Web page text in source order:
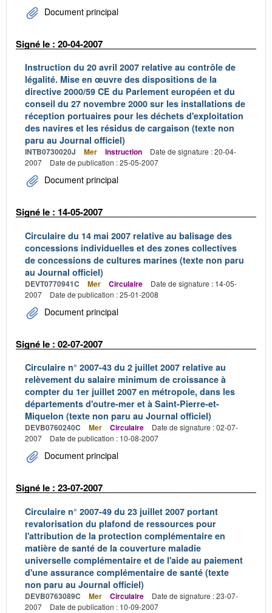
Document principal
Signé le : 20-04-2007
Instruction du 20 avril 2007 relative au contrôle de
légalité. Mise en œuvre des dispositions de la
directive 2000/59 CE du Parlement européen et du
conseil du 27 novembre 2000 sur les installations de
réception portuaires pour les déchets d'exploitation
des navires et les résidus de cargaison (texte non
paru au Journal officiel)
INTB0730020J Mer Instruction
Date de signature : 20-04-
2007
Date de publication : 25-05-2007
Document principal
Signé le : 14-05-2007
Circulaire du 14 mai 2007 relative au balisage des
concessions individuelles et des zones collectives
de concessions de cultures marines (texte non paru
au Journal officiel)
DEVT0770941C Mer Circulaire
Date de signature : 14-05-
2007
Date de publication : 25-01-2008
Document principal
Signé le : 02-07-2007
Circulaire n° 2007-43 du 2 juillet 2007 relative au
relèvement du salaire minimum de croissance à
compter du 1er juillet 2007 en métropole, dans les
départements d'outre-mer et à Saint-Pierre-et-
Miquelon (texte non paru au Journal officiel)
DEVB0760240C Mer Circulaire
Date de signature : 02-07-
2007
Date de publication : 10-08-2007
Document principal
Signé le : 23-07-2007
Circulaire n° 2007-49 du 23 juillet 2007 portant
revalorisation du plafond de ressources pour
l'attribution de la protection complémentaire en
matière de santé de la couverture maladie
universelle complémentaire et de l'aide au paiement
d'une assurance complémentaire de santé (texte
non paru au Journal officiel)
DEVB0763089C Mer Circulaire
Date de signature : 23-07-
2007
Date de publication : 10-09-2007